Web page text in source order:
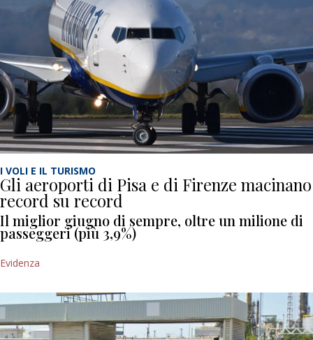
I VOLI E IL TURISMO
Gli aeroporti di Pisa e di Firenze macinano
record su record
Il miglior giugno di sempre, oltre un milione di
passeggeri (più 3,9%)
Evidenza